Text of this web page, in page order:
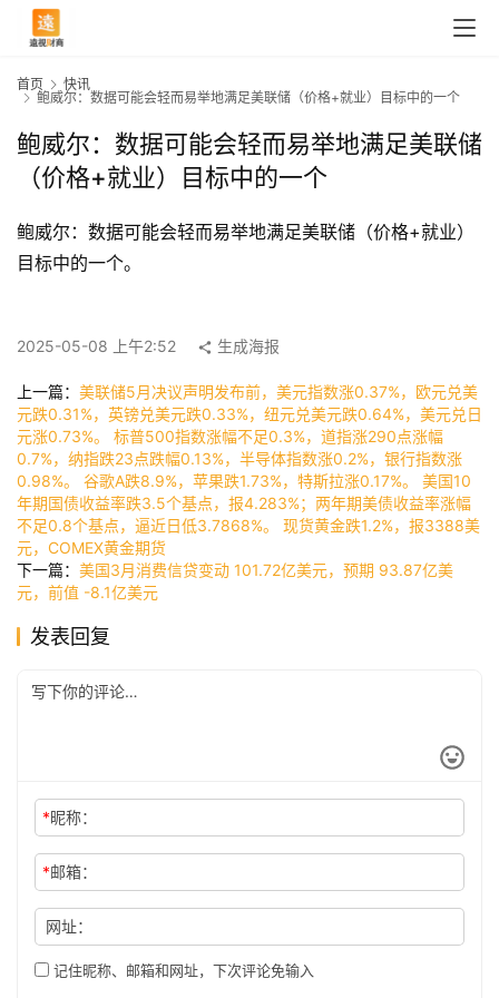
首
页
快
讯
司
科
首页
快讯
鲍威尔：数据可能会轻而易举地满足美联储（价格+就业）目标中的一个
鲍威尔：数据可能会轻而易举地满足美联储
（价格+就业）目标中的一个
鲍威尔：数据可能会轻而易举地满足美联储（价格+就业）
目标中的一个。
2025-05-08 上午2:52 生成海报
上一篇： 美联储5月决议声明发布前，美元指数涨0.37%，欧元兑美
元跌0.31%，英镑兑美元跌0.33%，纽元兑美元跌0.64%，美元兑日
元涨0.73%。 标普500指数涨幅不足0.3%，道指涨290点涨幅
0.7%，纳指跌23点跌幅0.13%，半导体指数涨0.2%，银行指数涨
0.98%。 谷歌A跌8.9%，苹果跌1.73%，特斯拉涨0.17%。 美国10
年期国债收益率跌3.5个基点，报4.283%；两年期美债收益率涨幅
不足0.8个基点，逼近日低3.7868%。 现货黄金跌1.2%，报3388美
元，COMEX黄金期货
下一篇： 美国3月消费信贷变动 101.72亿美元，预期 93.87亿美
元，前值 -8.1亿美元
发表回复
*昵称：
*邮箱：
网址：
记住昵称、邮箱和网址，下次评论免输入